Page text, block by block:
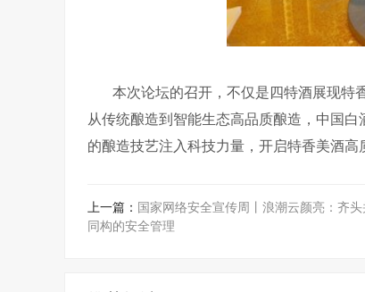
本次论坛的召开，不仅是四特酒展现特
从传统酿造到智能生态高品质酿造，中国
的酿造技艺注入科技力量，开启特香美酒高
上一篇： 国家网络安全宣传周丨浪潮云颜亮：齐
同构的安全管理